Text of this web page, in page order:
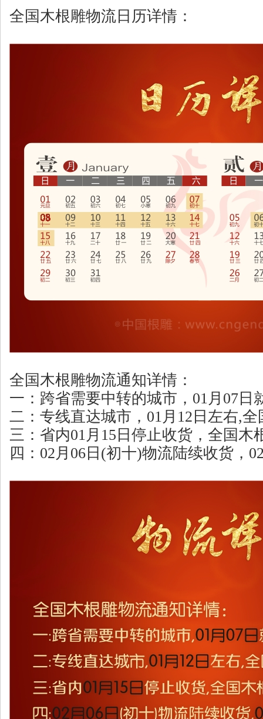
全国木根雕物流日历详情：
全国木根雕物流通知详情：
一：跨省需要中转的城市，01月07日
二：专线直达城市，01月12日左右,
三：省内01月15日停止收货，全国木
四：02月06日(初十)物流陆续收货，